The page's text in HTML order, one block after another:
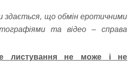
здається, що обмін еротичними
та відео – справа
листування не може і не